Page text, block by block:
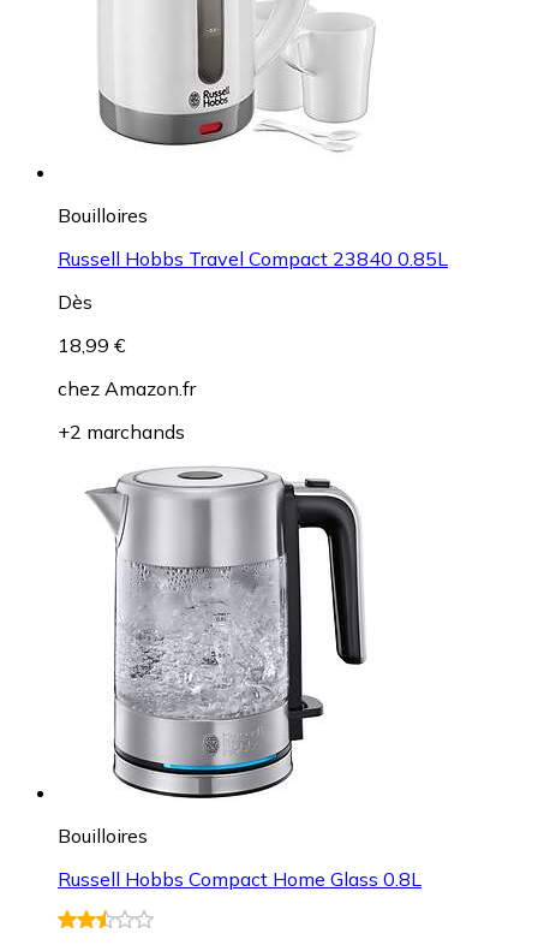
Bouilloires
Russell Hobbs Travel Compact 23840 0.85L
Dès
18,99 €
chez Amazon.fr
+2 marchands
Bouilloires
Russell Hobbs Compact Home Glass 0.8L